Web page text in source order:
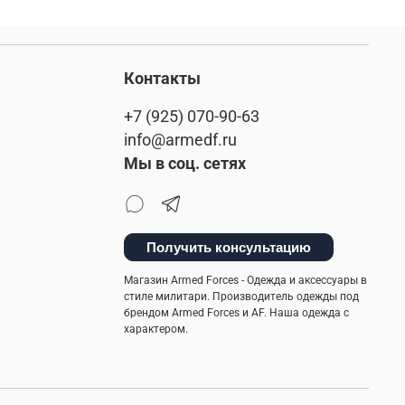
Контакты
+7 (925) 070-90-63
info@armedf.ru
Мы в соц. сетях
Получить консультацию
Магазин Armed Forces - Одежда и аксессуары в
стиле милитари. Производитель одежды под
брендом Armed Forces и AF. Наша одежда с
характером.